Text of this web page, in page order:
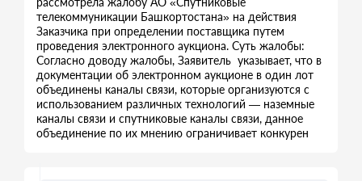
телекоммуникации Башкортостана» на действия
Заказчика при определении поставщика путем
проведения электронного аукциона. Суть жалобы:
Согласно доводу жалобы, Заявитель указывает, что в
документации об электронном аукционе в один лот
объединены каналы связи, которые организуются с
использованием различных технологий — наземные
каналы связи и спутниковые каналы связи, данное
объединение по их мнению ограничивает конкурен